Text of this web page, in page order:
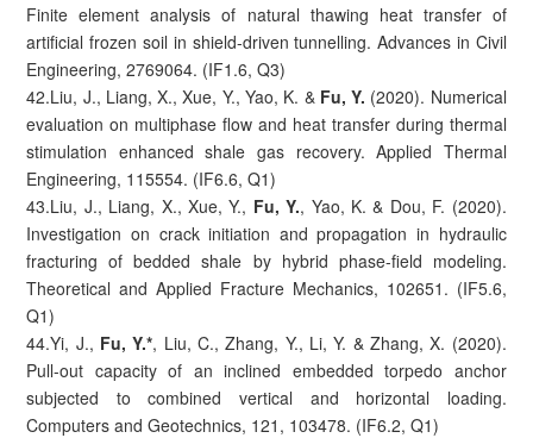
Finite element analysis of natural thawing heat transfer of
artificial frozen soil in shield-driven tunnelling. Advances in Civil
Engineering, 2769064. (IF1.6, Q3)
42.Liu, J., Liang, X., Xue, Y., Yao, K. & Fu, Y. (2020). Numerical
evaluation on multiphase flow and heat transfer during thermal
stimulation enhanced shale gas recovery. Applied Thermal
Engineering, 115554. (IF6.6, Q1)
43.Liu, J., Liang, X., Xue, Y., Fu, Y., Yao, K. & Dou, F. (2020).
Investigation on crack initiation and propagation in hydraulic
fracturing of bedded shale by hybrid phase-field modeling.
Theoretical and Applied Fracture Mechanics, 102651. (IF5.6,
Q1)
44.Yi, J., Fu, Y.*, Liu, C., Zhang, Y., Li, Y. & Zhang, X. (2020).
Pull-out capacity of an inclined embedded torpedo anchor
subjected to combined vertical and horizontal loading.
Computers and Geotechnics, 121, 103478. (IF6.2, Q1)